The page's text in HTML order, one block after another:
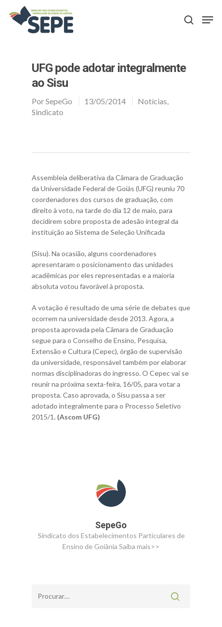
UFG pode adotar integralmente
ao Sisu
PorSepeGo 13/05/2014 Notícias,
Sindicato
Assembleia deliberativa da Câmara de Graduação
da Universidade Federal de Goiás (UFG) reuniu 70
coordenadores dos cursos de graduação, com
direito à voto, na tarde do dia 12 de maio, para
decidirem sobre proposta de adesão integral da
instituição ao Sistema de Seleção Unificada
(Sisu). Na ocasião, alguns coordenadores
apresentaram o posicionamento das unidades
acadêmicas por eles representadas e a maioria
absoluta votou favorável à proposta.
A votação é resultado de uma série de debates que
ocorrem na universidade desde 2013. Agora, a
proposta aprovada pela Câmara de Graduação
segue para o Conselho de Ensino, Pesquisa,
Extensão e Cultura (Cepec), órgão de supervisão
da universidade, responsável também por elaborar
normas disciplinadoras do ingresso. O Cepec vai se
reunir na próxima sexta-feira, 16/05, para votar a
proposta. Caso aprovada, o Sisu passa a ser
adotado integralmente para o Processo Seletivo
2015/1. (Ascom UFG)
SepeGo
Sindicato dos Estabelecimentos Particulares de
Ensino de Goiânia Saiba mais>>